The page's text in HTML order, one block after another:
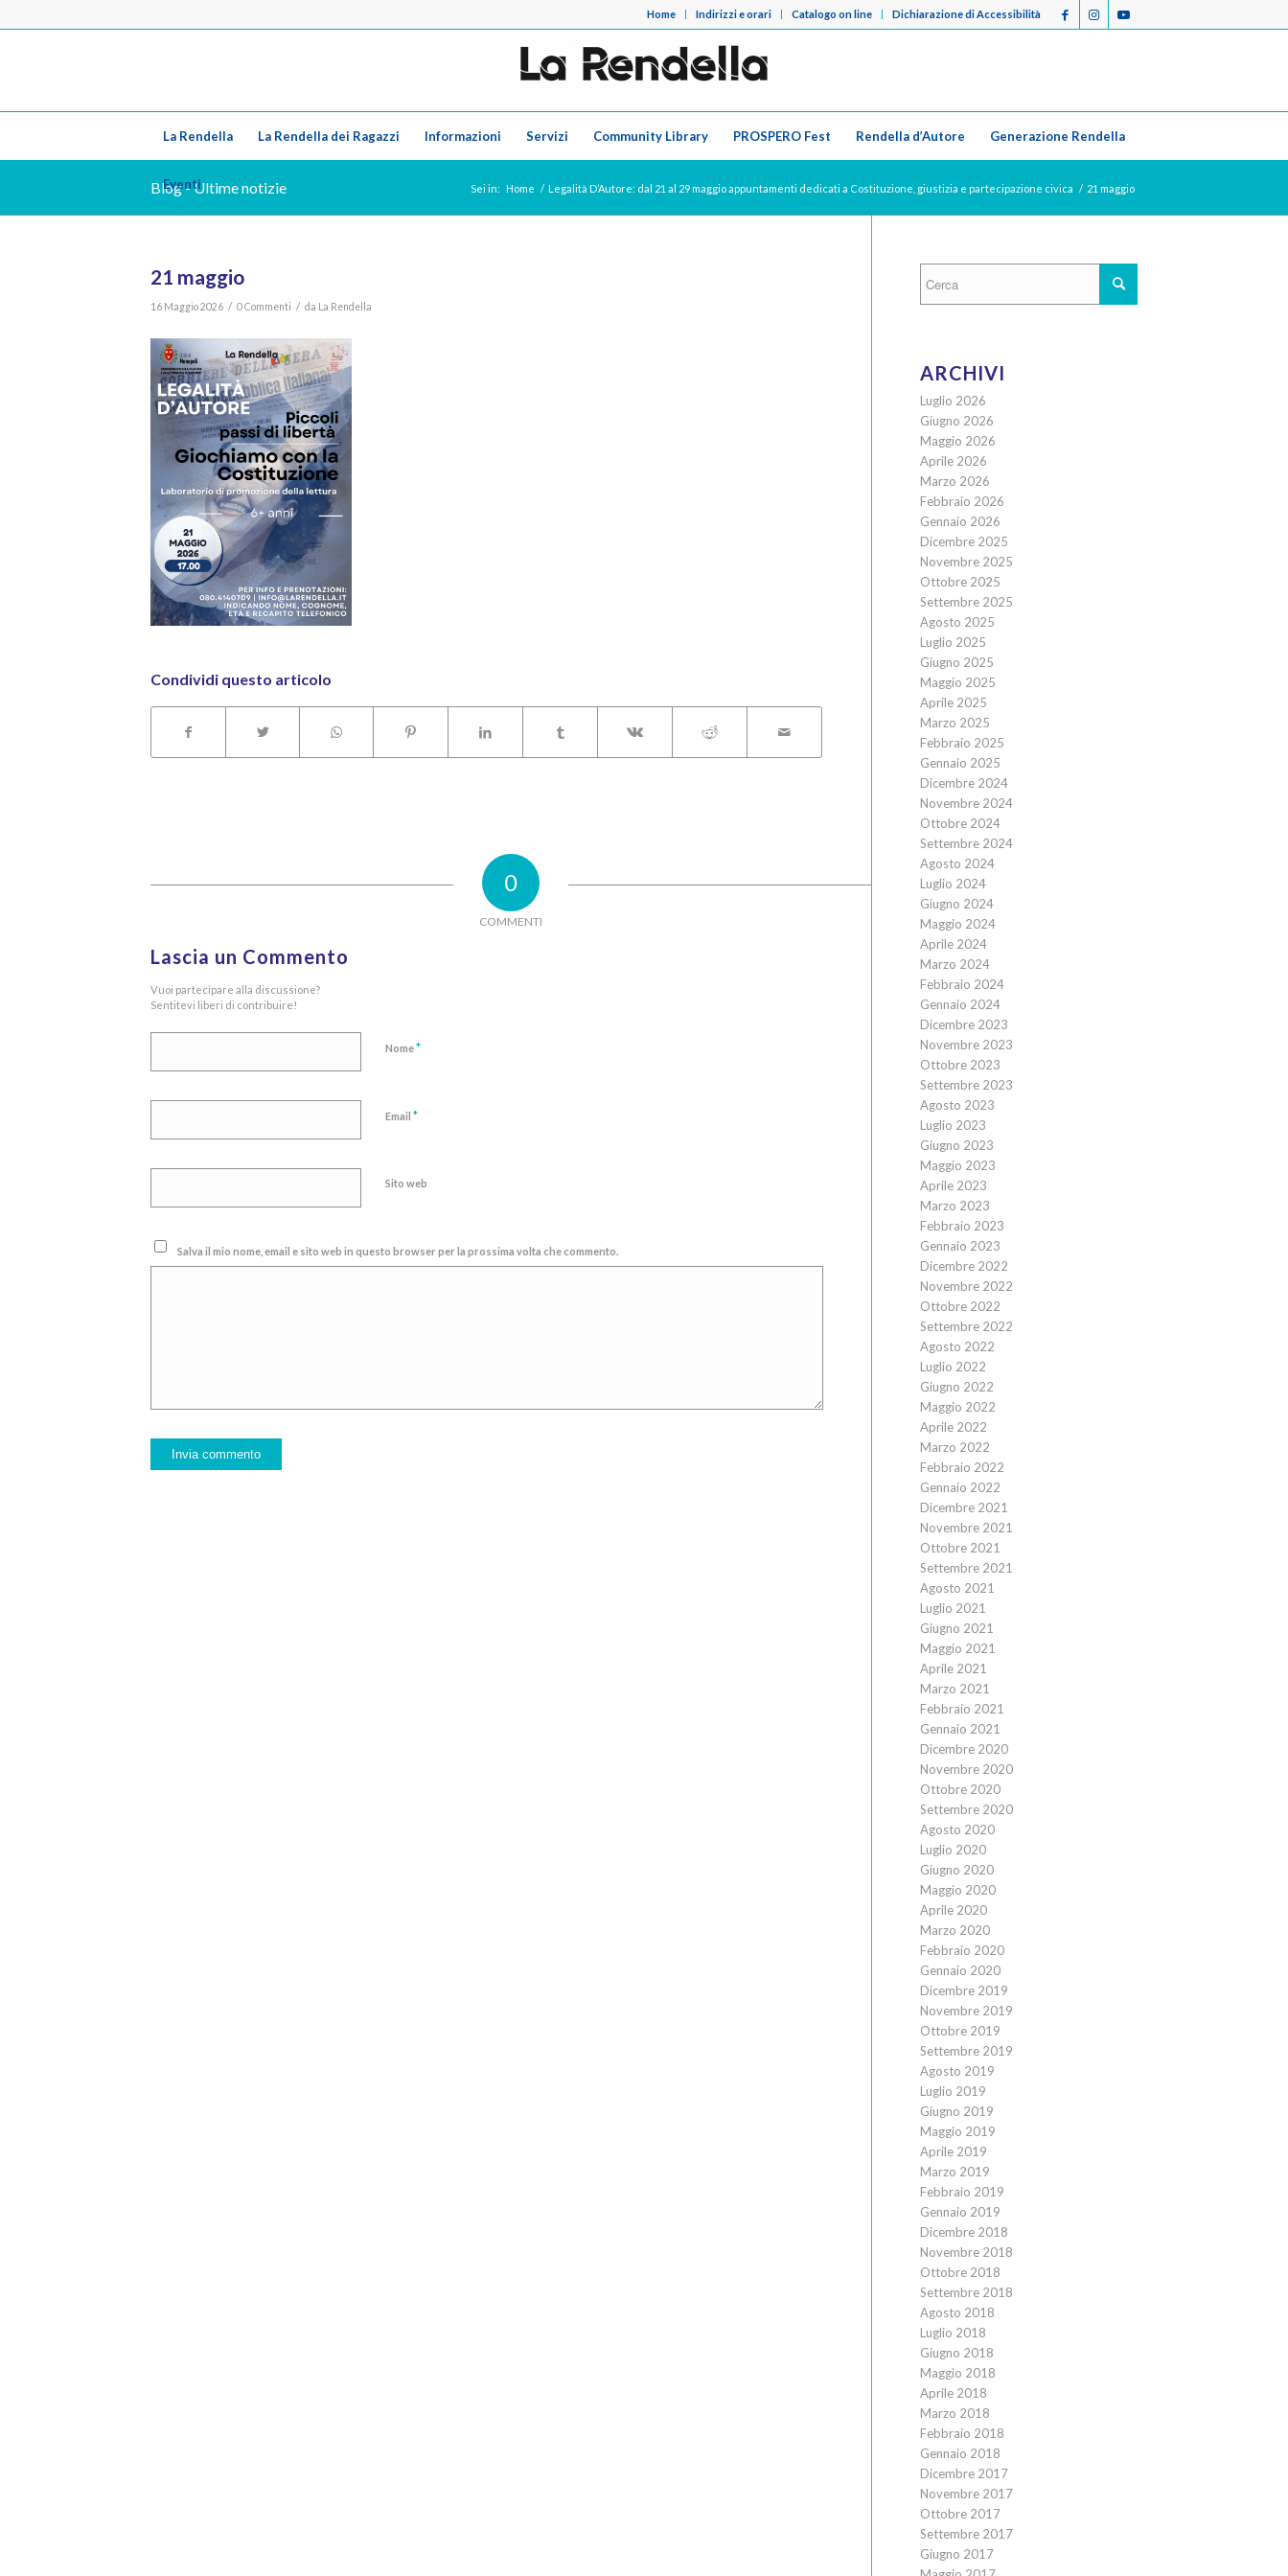
Home Indirizzi e orari Catalogo on line Dichiarazione di Accessibilità
La Rendella La Rendella dei Ragazzi Informazioni Servizi Community Library PROSPERO Fest Rendella d’Autore Generazione Rendella
Eventi
Blog - Ultime notizie Sei in: Home / Legalità D’Autore: dal 21 al 29 maggio appuntamenti dedicati a Costituzione, giustizia e partecipazione civica / 21 maggio
21 maggio
16 Maggio 2026 / 0 Commenti / da La Rendella
Condividi questo articolo
0
COMMENTI
Lascia un Commento
Vuoi partecipare alla discussione?
Sentitevi liberi di contribuire!
Nome*
Email *
Sito web
Salva il mio nome, email e sito web in questo browser per la prossima volta che commento.
ARCHIVI
Luglio 2026
Giugno 2026
Maggio 2026
Aprile 2026
Marzo 2026
Febbraio 2026
Gennaio 2026
Dicembre 2025
Novembre 2025
Ottobre 2025
Settembre 2025
Agosto 2025
Luglio 2025
Giugno 2025
Maggio 2025
Aprile 2025
Marzo 2025
Febbraio 2025
Gennaio 2025
Dicembre 2024
Novembre 2024
Ottobre 2024
Settembre 2024
Agosto 2024
Luglio 2024
Giugno 2024
Maggio 2024
Aprile 2024
Marzo 2024
Febbraio 2024
Gennaio 2024
Dicembre 2023
Novembre 2023
Ottobre 2023
Settembre 2023
Agosto 2023
Luglio 2023
Giugno 2023
Maggio 2023
Aprile 2023
Marzo 2023
Febbraio 2023
Gennaio 2023
Dicembre 2022
Novembre 2022
Ottobre 2022
Settembre 2022
Agosto 2022
Luglio 2022
Giugno 2022
Maggio 2022
Aprile 2022
Marzo 2022
Febbraio 2022
Gennaio 2022
Dicembre 2021
Novembre 2021
Ottobre 2021
Settembre 2021
Agosto 2021
Luglio 2021
Giugno 2021
Maggio 2021
Aprile 2021
Marzo 2021
Febbraio 2021
Gennaio 2021
Dicembre 2020
Novembre 2020
Ottobre 2020
Settembre 2020
Agosto 2020
Luglio 2020
Giugno 2020
Maggio 2020
Aprile 2020
Marzo 2020
Febbraio 2020
Gennaio 2020
Dicembre 2019
Novembre 2019
Ottobre 2019
Settembre 2019
Agosto 2019
Luglio 2019
Giugno 2019
Maggio 2019
Aprile 2019
Marzo 2019
Febbraio 2019
Gennaio 2019
Dicembre 2018
Novembre 2018
Ottobre 2018
Settembre 2018
Agosto 2018
Luglio 2018
Giugno 2018
Maggio 2018
Aprile 2018
Marzo 2018
Febbraio 2018
Gennaio 2018
Dicembre 2017
Novembre 2017
Ottobre 2017
Settembre 2017
Giugno 2017